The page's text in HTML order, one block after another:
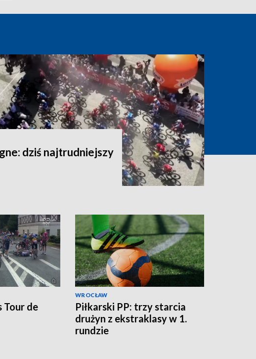
dziś najtrudniejszy
Tour de
WROCŁAW
Piłkarski PP: trzy starcia
drużyn z ekstraklasy w 1.
rundzie